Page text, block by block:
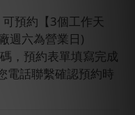
預約【3個工作天
週六為營業日)
，預約表單填寫完成
電話聯繫確認預約時